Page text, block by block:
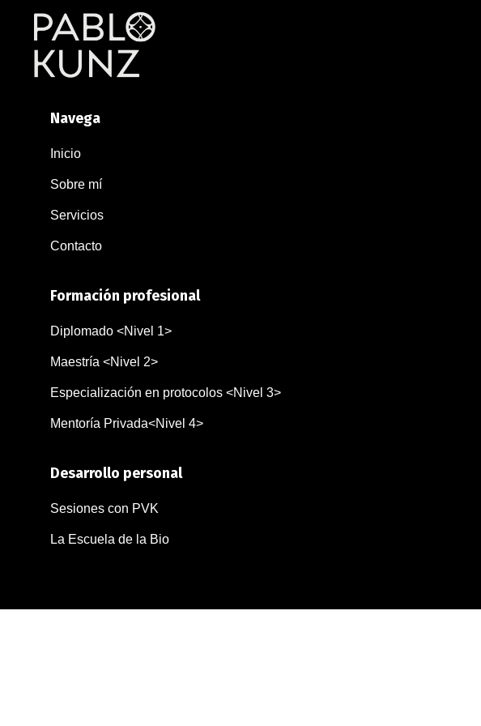
Navega
Inicio
Sobre mí
Servicios
Contacto
Formación profesional
Diplomado <Nivel 1>
Maestría <Nivel 2>
Especialización en protocolos <Nivel 3>
Mentoría Privada<Nivel 4>
Desarrollo personal
Sesiones con PVK
La Escuela de la Bio